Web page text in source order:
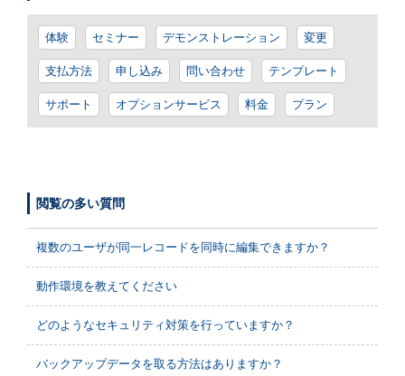
体験 セミナー デモンストレーション 変更
支払方法 申し込み 問い合わせ テンプレート
サポート オプションサービス 料金 プラン
閲覧の多い質問
複数のユーザが同一レコードを同時に編集できますか？
動作環境を教えてください
どのようなセキュリティ対策を行っていますか？
バックアップデータを取る方法はありますか？